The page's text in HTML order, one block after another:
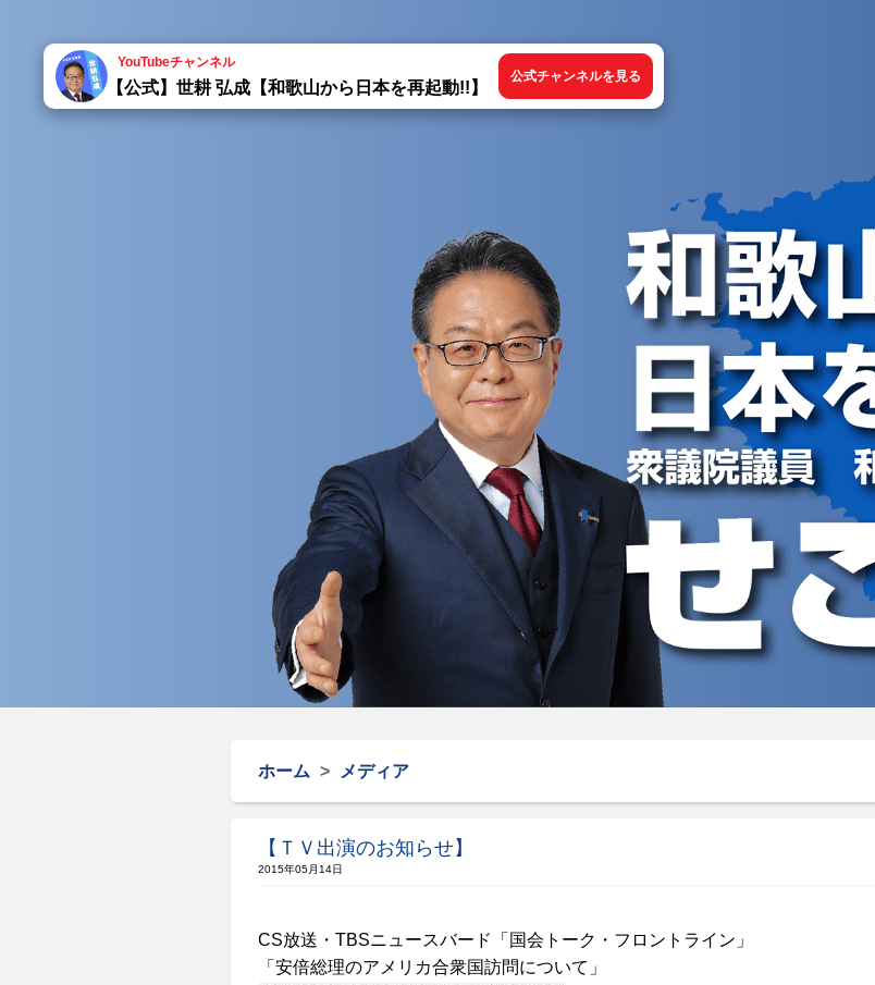
YouTubeチャンネル
【公式】世耕 弘成【和歌山から日本を再起動!!】
公式チャンネルを見る
ホーム > メディア
【ＴＶ出演のお知らせ】
2015年05月14日
CS放送・ TBSニュースバード「国会トーク・フロントライン」
「安倍総理のアメリカ合衆国訪問について」